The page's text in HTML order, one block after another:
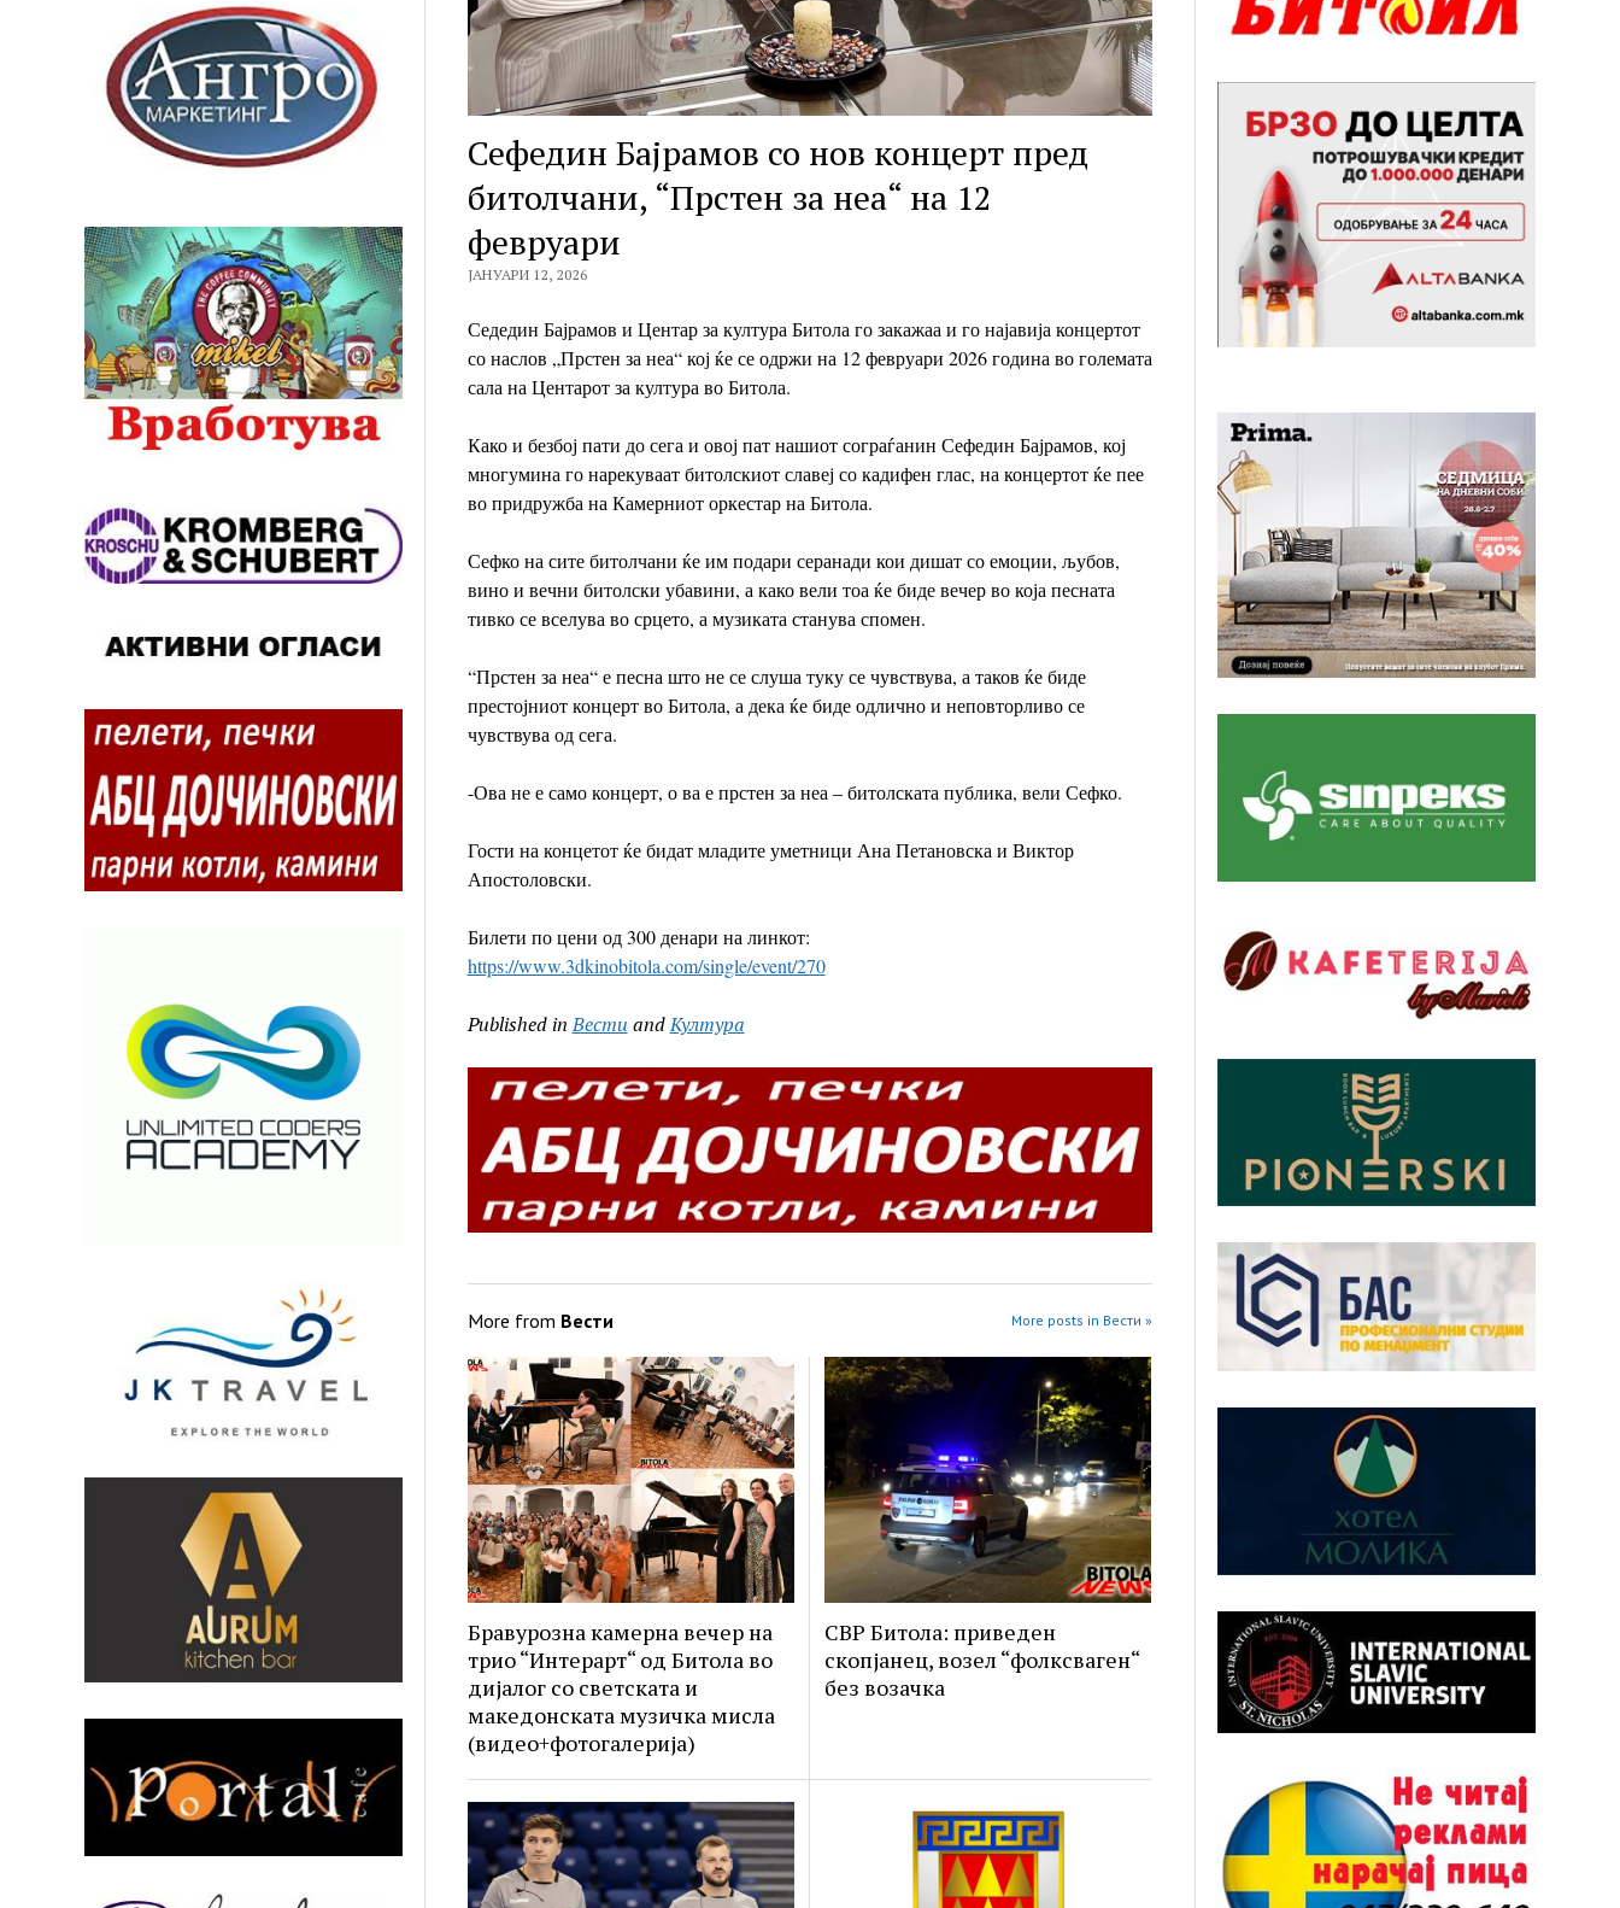
Сефедин Бајрамов со нов концерт пред
битолчани, “Прстен за неа“ на 12
февруари
ЈАНУАРИ 12, 2026
Седедин Бајрамов и Центар за култура Битола го закажаа и го најавија концертот
со наслов „Прстен за неа“ кој ќе се одржи на 12 февруари 2026 година во големата
сала на Центарот за култура во Битола.
Како и безбој пати до сега и овој пат нашиот сограѓанин Сефедин Бајрамов, кој
многумина го нарекуваат битолскиот славеј со кадифен глас, на концертот ќе пее
во придружба на Камерниот оркестар на Битола.
Сефко на сите битолчани ќе им подари серанади кои дишат со емоции, љубов,
вино и вечни битолски убавини, а како вели тоа ќе биде вечер во која песната
тивко се вселува во срцето, а музиката станува спомен.
“Прстен за неа“ е песна што не се слуша туку се чувствува, а таков ќе биде
престојниот концерт во Битола, а дека ќе биде одлично и неповторливо се
чувствува од сега.
-Ова не е само концерт, ова е прстен за неа – битолската публика, вели Сефко.
Гости на концетот ќе бидат младите уметници Ана Петановска и Виктор
Апостоловски.
Билети по цени од 300 денари на линкот:
https://www.3dkinobitola.com/single/event/270
Published in Вести andКултура
More from Вести More posts in Вести »
Бравурозна камерна вечер на
трио “Интерарт“ од Битола во
дијалог со светската и
македонската музичка мисла
(видео+фотогалерија)
СВР Битола: приведен
скопјанец, возел “фолксваген“
без возачка